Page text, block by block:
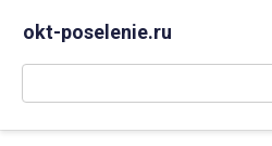
okt-poselenie.ru
Поиск: